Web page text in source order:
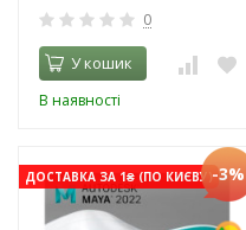
0
У кошик
В наявності
ДОСТАВКА ЗА 1₴ (ПО КИЄВУ)-3%